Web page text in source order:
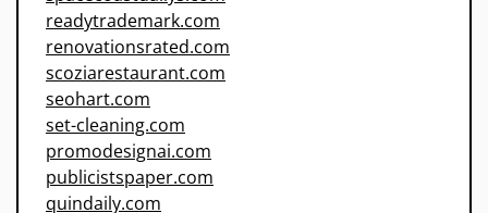
readytrademark.com
renovationsrated.com
scoziarestaurant.com
seohart.com
set-cleaning.com
promodesignai.com
publicistspaper.com
quindaily.com